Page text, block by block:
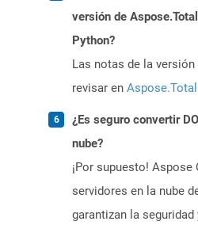
versión de
Python?
Las notas de la
revisar en
¿Es seguro convertir
nube?
¡Por supuesto! Aspose
servidores en la nube
garantizan la seguridad